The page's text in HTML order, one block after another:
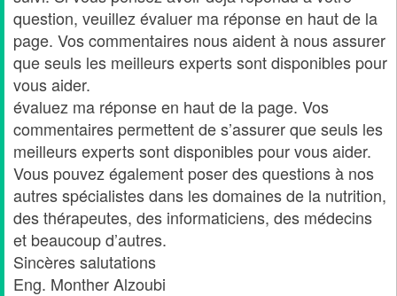
question, veuillez évaluer ma réponse en haut de la
page. Vos commentaires nous aident à nous assurer
que seuls les meilleurs experts sont disponibles pour
vous aider.
évaluez ma réponse en haut de la page. Vos
commentaires permettent de s’assurer que seuls les
meilleurs experts sont disponibles pour vous aider.
Vous pouvez également poser des questions à nos
autres spécialistes dans les domaines de la nutrition,
des thérapeutes, des informaticiens, des médecins
et beaucoup d’autres.
Sincères salutations
Eng. Monther Alzoubi